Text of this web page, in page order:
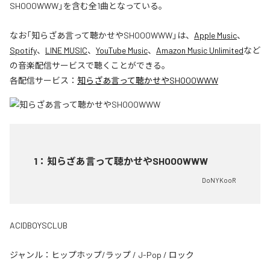
SHOOOWWW」を含む全1曲となっている。
なお「知らざあ言って聴かせやSHOOOWWW」は、 Apple Music、
Spotify、 LINE MUSIC、 YouTube Music、 Amazon Music Unlimitedなど
の音楽配信サービスで聴くことができる。
各配信サービス： 知らざあ言って聴かせやSHOOOWWW
1 ： 知らざあ言って聴かせやSHOOOWWW
DoNYKooR
ACIDBOYSCLUB
ジャンル： ヒップホップ/ラップ / J-Pop / ロック